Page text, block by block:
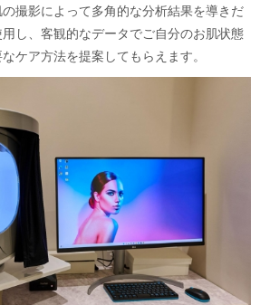
撮影によって多角的な分析結果を導きだ
し、客観的なデータでご自分のお肌状態
ケア方法を提案してもらえます。